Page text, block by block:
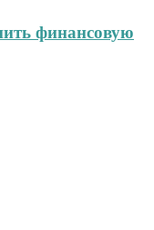
финансовую